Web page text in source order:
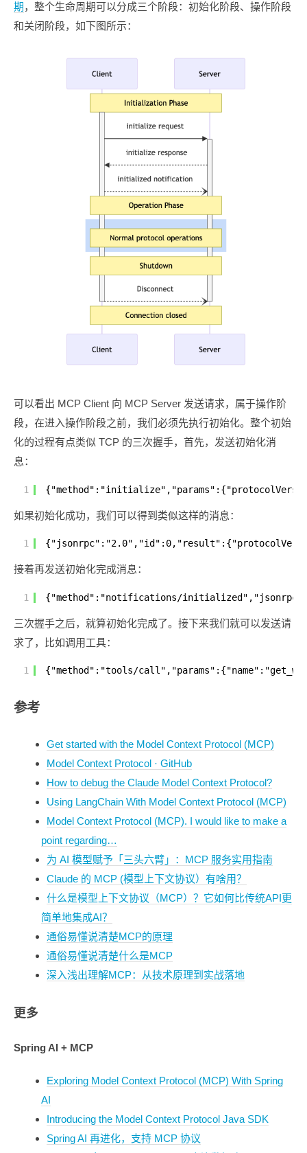
期 ，整个生命周期可以分成三个阶段：初始化阶段、操作阶段
和关闭阶段，如下图所示：
可以看出 MCP Client 向 MCP Server 发送请求，属于操作阶
段，在进入操作阶段之前，我们必须先执行初始化。整个初始
化的过程有点类似 TCP 的三次握手，首先，发送初始化消
息：
1
如果初始化成功，我们可以得到类似这样的消息：
1
接着再发送初始化完成消息：
1 {"method":"notifications/
三次握手之后，就算初始化完成了。接下来我们就可以发送请
求了，比如调用工具：
1 {"method":"tools/
参考
Get started with the Model Context Protocol (MCP)
Model Context Protocol · GitHub
How to debug the Claude Model Context Protocol?
Using LangChain With Model Context Protocol (MCP)
Model Context Protocol (MCP). I would like to make a
point regarding…
为 AI 模型赋予「三头六臂」：MCP 服务实用指南
Claude 的 MCP (模型上下文协议）有啥用？
什么是模型上下文协议（MCP）？它如何比传统API更
简单地集成AI？
通俗易懂说清楚MCP的原理
通俗易懂说清楚什么是MCP
深入浅出理解MCP：从技术原理到实战落地
更多
Spring AI + MCP
Exploring Model Context Protocol (MCP) With Spring
AI
Introducing the Model Context Protocol Java SDK
Spring AI 再进化，支持 MCP 协议